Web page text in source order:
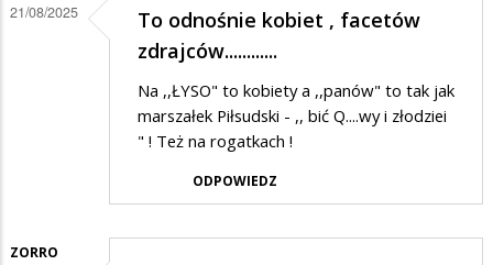
21/08/2025
To odnośnie kobiet , facetów
zdrajców............
Na ,,ŁYSO" to kobiety a ,,panów" to tak jak
marszałek Piłsudski - ,, bić Q....wy i złodziei
" ! Też na rogatkach !
ODPOWIEDZ
ZORRO